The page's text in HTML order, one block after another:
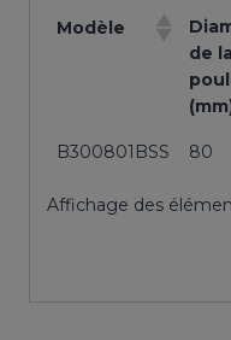
Modèle
de la
B300801BSS 80
Affichage des